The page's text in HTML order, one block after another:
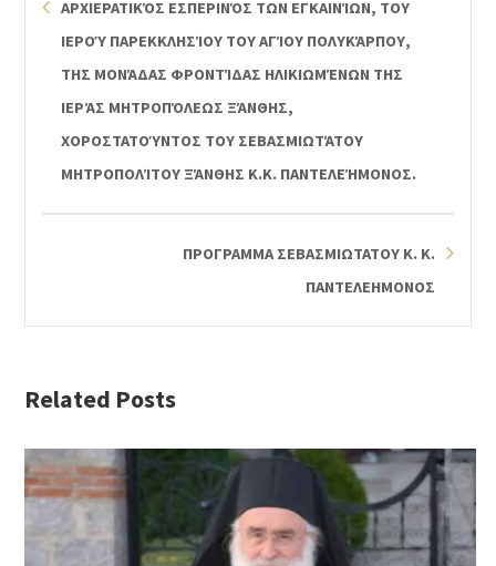
ΑΡΧΙΕΡΑΤΙΚΌΣ ΕΣΠΕΡΙΝΌΣ ΤΩΝ ΕΓΚΑΙΝΊΩΝ, ΤΟΥ
ΙΕΡΟΎ ΠΑΡΕΚΚΛΗΣΊΟΥ ΤΟΥ ΑΓΊΟΥ ΠΟΛΥΚΆΡΠΟΥ,
ΤΗΣ ΜΟΝΆΔΑΣ ΦΡΟΝΤΊΔΑΣ ΗΛΙΚΙΩΜΈΝΩΝ ΤΗΣ
ΙΕΡΆΣ ΜΗΤΡΟΠΌΛΕΩΣ ΞΆΝΘΗΣ,
ΧΟΡΟΣΤΑΤΟΎΝΤΟΣ ΤΟΥ ΣΕΒΑΣΜΙΩΤΆΤΟΥ
ΜΗΤΡΟΠΟΛΊΤΟΥ ΞΆΝΘΗΣ Κ.Κ. ΠΑΝΤΕΛΕΉΜΟΝΟΣ.
ΠΡΟΓΡΑΜΜΑ ΣΕΒΑΣΜΙΩΤΑΤΟΥ Κ. Κ.
ΠΑΝΤΕΛΕΗΜΟΝΟΣ
Related Posts